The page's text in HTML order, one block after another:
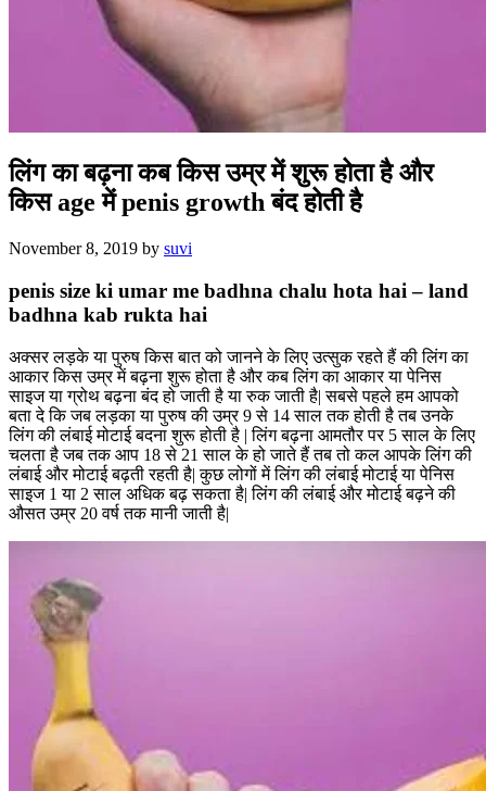
लिंग का बढ़ना कब किस उम्र में शुरू होता है और
किस age में penis growth बंद होती है
November 8, 2019 by suvi
penis size ki umar me badhna chalu hota hai – land
badhna kab rukta hai
अक्सर लड़के या पुरुष किस बात को जानने के लिए उत्सुक रहते हैं की लिंग का
आकार किस उम्र में बढ़ना शुरू होता है और कब लिंग का आकार या पेनिस
साइज या ग्रोथ बढ़ना बंद हो जाती है या रुक जाती है| सबसे पहले हम आपको
बता दे कि जब लड़का या पुरुष की उम्र 9 से 14 साल तक होती है तब उनके
लिंग की लंबाई मोटाई बदना शुरू होती है | लिंग बढ़ना आमतौर पर 5 साल के लिए
चलता है जब तक आप 18 से 21 साल के हो जाते हैं तब तो कल आपके लिंग की
लंबाई और मोटाई बढ़ती रहती है| कुछ लोगों में लिंग की लंबाई मोटाई या पेनिस
साइज 1 या 2 साल अधिक बढ़ सकता है| लिंग की लंबाई और मोटाई बढ़ने की
औसत उम्र 20 वर्ष तक मानी जाती है|